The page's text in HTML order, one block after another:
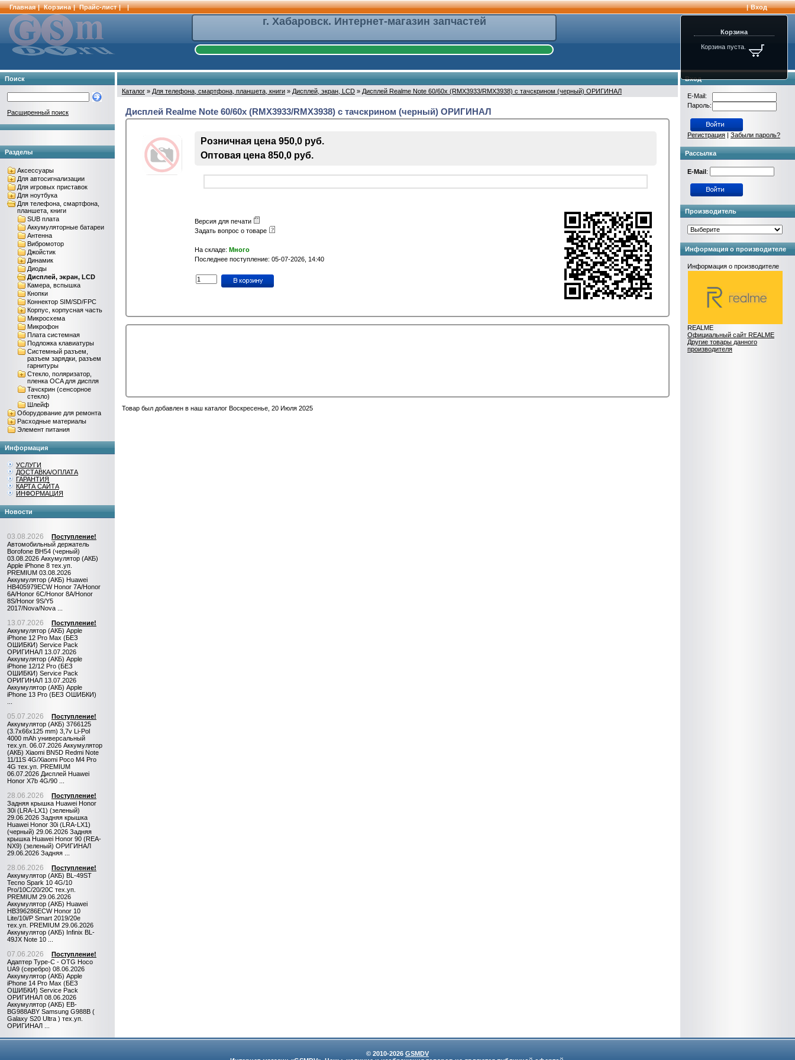
Главная | Корзина | Прайс-лист | | | Вход
г. Хабаровск. Интернет-магазин запчастей
Поиск
Расширенный поиск
Разделы
Аксессуары
Для автосигнализации
Для игровых приставок
Для ноутбука
Для телефона, смартфона,
планшета, книги
SUB плата
Аккумуляторные батареи
Антенна
Вибромотор
Джойстик
Динамик
Диоды
Дисплей, экран, LCD
Камера, вспышка
Кнопки
Коннектор SIM/SD/FPC
Корпус, корпусная часть
Микросхема
Микрофон
Плата системная
Подложка клавиатуры
Системный разъем,
разъем зарядки, разъем
гарнитуры
Стекло, поляризатор,
пленка OCA для диспля
Тачскрин (сенсорное
стекло)
Шлейф
Оборудование для ремонта
Расходные материалы
Элемент питания
Информация
УСЛУГИ
ДОСТАВКА/ОПЛАТА
ГАРАНТИЯ
КАРТА САЙТА
ИНФОРМАЦИЯ
Новости
03.08.2026
Поступление!
Автомобильный держатель
Borofone BH54 (черный)
03.08.2026 Аккумулятор (АКБ)
Apple iPhone 8 тех.уп.
PREMIUM 03.08.2026
Аккумулятор (АКБ) Huawei
HB405979ECW Honor 7A/Honor
6A/Honor 6C/Honor 8A/Honor
8S/Honor 9S/Y5
2017/Nova/Nova ...
13.07.2026
Поступление!
Аккумулятор (АКБ) Apple
iPhone 12 Pro Max (БЕЗ
ОШИБКИ) Service Pack
ОРИГИНАЛ 13.07.2026
Аккумулятор (АКБ) Apple
iPhone 12/12 Pro (БЕЗ
ОШИБКИ) Service Pack
ОРИГИНАЛ 13.07.2026
Аккумулятор (АКБ) Apple
iPhone 13 Pro (БЕЗ ОШИБКИ)
05.07.2026
Поступление!
Аккумулятор (АКБ) 3766125
(3.7x66x125 mm) 3,7v Li-Pol
4000 mAh универсальный
тех.уп. 06.07.2026 Аккумулятор
(АКБ) Xiaomi BN5D Redmi Note
11/11S 4G/Xiaomi Poco M4 Pro
4G тех.уп. PREMIUM
06.07.2026 Дисплей Huawei
Honor X7b 4G/90 ...
28.06.2026
Поступление!
Задняя крышка Huawei Honor
30i (LRA-LX1) (зеленый)
29.06.2026 Задняя крышка
Huawei Honor 30i (LRA-LX1)
(черный) 29.06.2026 Задняя
крышка Huawei Honor 90 (REA-
NX9) (зеленый) ОРИГИНАЛ
29.06.2026 Задняя ...
28.06.2026
Поступление!
Аккумулятор (АКБ) BL-49ST
Tecno Spark 10 4G/10
Pro/10C/20/20C тех.уп.
PREMIUM 29.06.2026
Аккумулятор (АКБ) Huawei
HB396286ECW Honor 10
Lite/10i/P Smart 2019/20e
тех.уп. PREMIUM 29.06.2026
Аккумулятор (АКБ) Infinix BL-
49JX Note 10 ...
07.06.2026
Поступление!
Адаптер Type-C - OTG Hoco
UA9 (серебро) 08.06.2026
Аккумулятор (АКБ) Apple
iPhone 14 Pro Max (БЕЗ
ОШИБКИ) Service Pack
ОРИГИНАЛ 08.06.2026
Аккумулятор (АКБ) EB-
BG988ABY Samsung G988B (
Galaxy S20 Ultra ) тех.уп.
ОРИГИНАЛ ...
Каталог » Для телефона, смартфона, планшета, книги » Дисплей, экран, LCD » Дисплей Realme Note 60/60x (RMX3933/RMX3938) с тачскрином (черный) ОРИГИНАЛ
Дисплей Realme Note 60/60x (RMX3933/RMX3938) с тачскрином (черный) ОРИГИНАЛ
Розничная цена 950,0 руб.
Оптовая цена 850,0 руб.
Версия для печати
Задать вопрос о товаре
На складе: Много
Последнее поступление: 05-07-2026, 14:40
Товар был добавлен в наш каталог Воскресенье, 20 Июля 2025
Корзина
Корзина пуста.
Вход
E-Mail:
Пароль:
Регистрация | Забыли пароль?
Рассылка
E-Mail:
Производитель
Информация о производителе
Информация о производителе
REALME
Официальный сайт REALME
Другие товары данного
производителя
© 2010-2026 GSMDV